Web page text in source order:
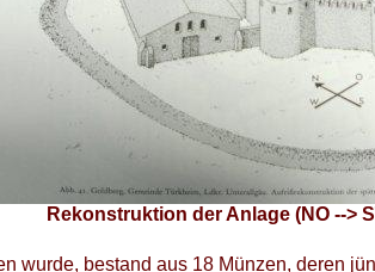
Rekonstruktion der Anlage (NO -->
wurde, bestand aus 18 Münzen, deren